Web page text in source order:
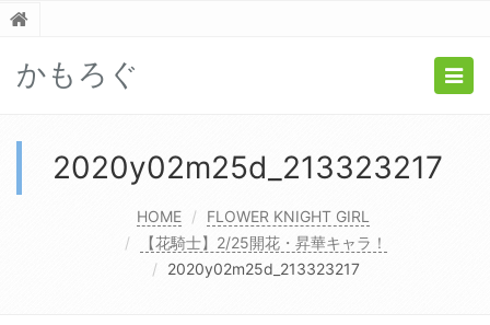
かもろぐ
2020y02m25d_213323217
HOME
FLOWER KNIGHT GIRL
【花騎士】2/25開花・昇華キャラ！
2020y02m25d_213323217